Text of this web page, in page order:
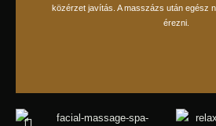
közérzet javítás. A masszázs után egész
érezni.